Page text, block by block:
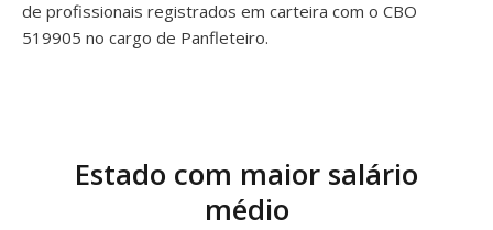
de profissionais registrados em carteira com o CBO
519905 no cargo de Panfleteiro.
Estado com maior salário
médio